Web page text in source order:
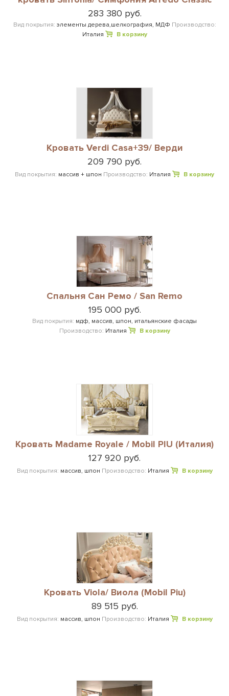
283 380 руб.
Вид покрытия: элементы дерева,шелкография, МДФ Производство:
Италия
В корзину
Кровать Verdi Casa+39/ Верди
209 790 руб.
Вид покрытия: массив + шпон Производство: Италия В корзину
Cпальня Сан Ремо / San Remo
195 000 руб.
Вид покрытия: мдф, массив, шпон, итальянские фасады
Производство: Италия В корзину
Кровать Madame Royale / Mobil PIU (Италия)
127 920 руб.
Вид покрытия: массив, шпон Производство: Италия В корзину
Кровать Viola/ Виола (Mobil Piu)
89 515 руб.
Вид покрытия: массив, шпон Производство: Италия В корзину